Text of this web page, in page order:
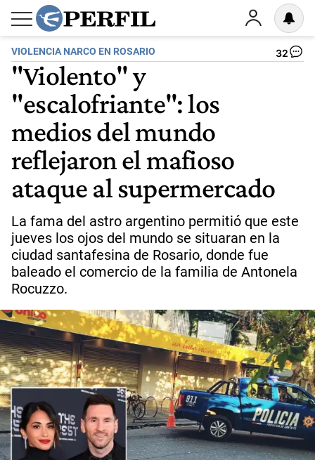
VIOLENCIA NARCO EN ROSARIO 32
"Violento" y
"escalofriante": los
medios del mundo
reflejaron el mafioso
ataque al supermercado
La fama del astro argentino permitió que este
jueves los ojos del mundo se situaran en la
ciudad santafesina de Rosario, donde fue
baleado el comercio de la familia de Antonela
Rocuzzo.